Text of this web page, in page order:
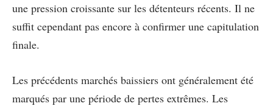
une pression croissante sur les détenteurs récents. Il ne
suffit cependant pas encore à confirmer une capitulation
finale.
Les précédents marchés baissiers ont généralement été
marqués par une période de pertes extrêmes. Les